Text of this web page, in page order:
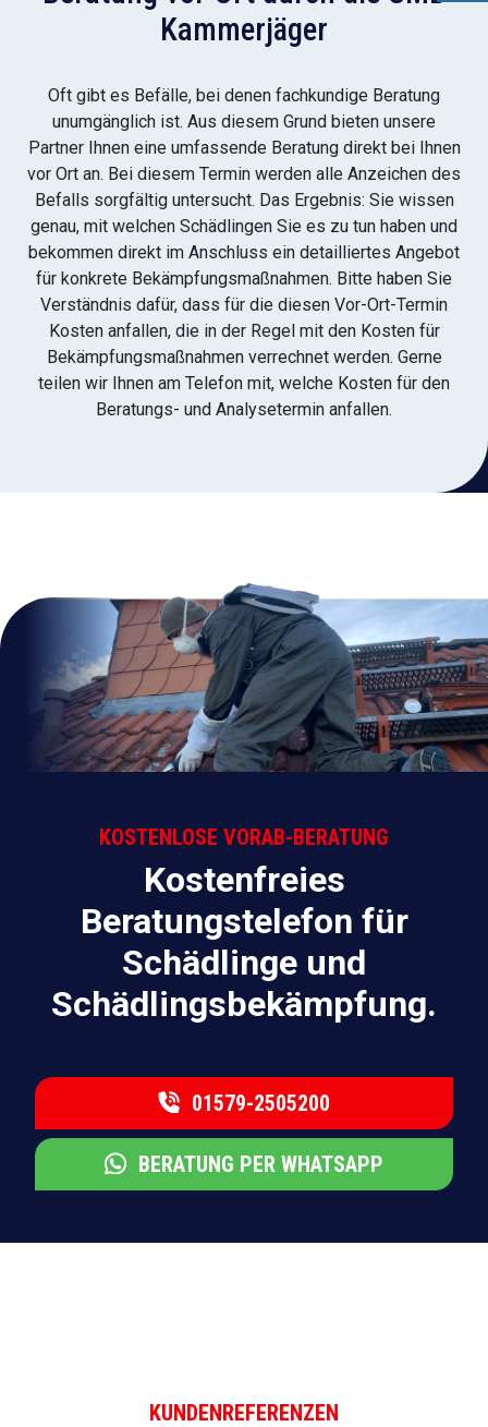
Kammerjäger
Oft gibt es Befälle, bei denen fachkundige Beratung
unumgänglich ist. Aus diesem Grund bieten unsere
Partner Ihnen eine umfassende Beratung direkt bei Ihnen
vor Ort an. Bei diesem Termin werden alle Anzeichen des
Befalls sorgfältig untersucht. Das Ergebnis: Sie wissen
genau, mit welchen Schädlingen Sie es zu tun haben und
bekommen direkt im Anschluss ein detailliertes Angebot
für konkrete Bekämpfungsmaßnahmen. Bitte haben Sie
Verständnis dafür, dass für die diesen Vor-Ort-Termin
Kosten anfallen, die in der Regel mit den Kosten für
Bekämpfungsmaßnahmen verrechnet werden. Gerne
teilen wir Ihnen am Telefon mit, welche Kosten für den
Beratungs- und Analysetermin anfallen.
KOSTENLOSE VORAB-BERATUNG
Kostenfreies
Beratungstelefon für
Schädlinge und
Schädlingsbekämpfung.
01579-2505200
BERATUNG PER WHATSAPP
KUNDENREFERENZEN